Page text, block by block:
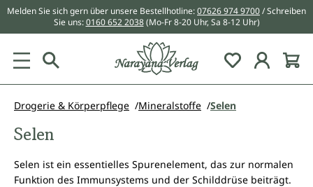
springen
Melden Sie sich gern über unsere Bestellhotline:07626 974 9700/ Schreiben
Sie uns:0160 652 2038 (Mo-Fr 8-20 Uhr, Sa 8-12 Uhr)
Du hast 0
Drogerie & Körperpflege Mineralstoffe Selen
Selen
Selen ist ein essentielles Spurenelement, das zur normalen
Funktion des Immunsystems und der Schilddrüse beiträgt.